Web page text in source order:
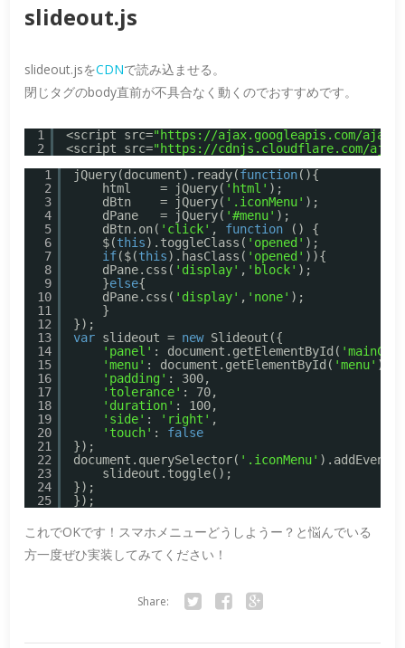
slideout.js
slideout.jsをCDNで読み込ませる。
閉じタグのbody直前が不具合なく動くのでおすすめです。
1
2
<script src="https://ajax.googleapis.com/
<script src="https://cdnjs.cloudflare.com/
1
2
3
4
5
6
7
8
9
10
11
12
13
14
15
16
17
18
19
20
21
22
23
24
25
jQuery(document).ready(function(){
html    = jQuery( 'html' );
dBtn    = jQuery( '.iconMenu' );
dPane   = jQuery( '#menu' );
dBtn.on( 'click' , function
() {
$(this).toggleClass( 'opened' );
if($(this).hasClass( 'opened' )){
dPane.css( 'display' , 'block' );
}else{
dPane.css( 'display' , 'none' );
}
});
var slideout = new Slideout({
'panel' : document.getElementById(
'menu' : document.getElementById( 'menu' ),
'padding' : 300,
'tolerance' : 70,
'duration' : 100,
'side' : 'right' ,
'touch' : false
});
document.querySelector( '.iconMenu'
slideout.toggle();
});
});
これでOKです！スマホメニューどうしようー？と悩んでいる
方一度ぜひ実装してみてください！
Share: